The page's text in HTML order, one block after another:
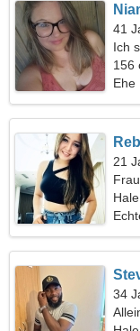
41
Ich
156
Ehe
21
34